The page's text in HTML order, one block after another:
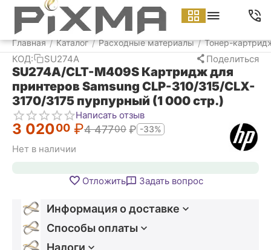
Главная / Каталог / Расходные материалы / Тонер-
КОД: SU274A Поделиться
SU274A/CLT-M409S Картридж для
принтеров Samsung CLP-310/315/CLX-
3170/3175 пурпурный (1 000 стр.)
Написать отзыв
3 02000 ₽4 47700 ₽ -33%
Нет в наличии
Отложить Задать вопрос
Информация о доставке
Способы оплаты
Меню Найти Корзина Аккаунт